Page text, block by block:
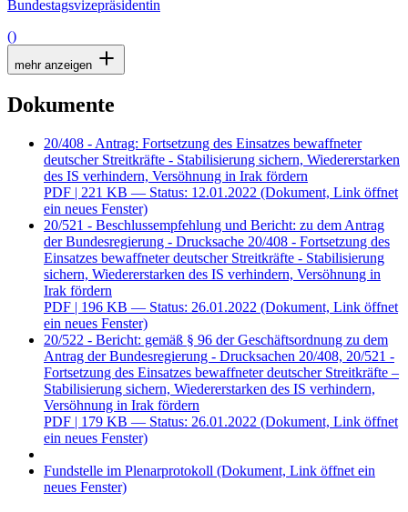
Bundestagsvizepräsidentin
()
mehr anzeigen
Dokumente
20/408 - Antrag: Fortsetzung des Einsatzes bewaffneter
deutscher Streitkräfte - Stabilisierung sichern, Wiedererstarken
des IS verhindern, Versöhnung in Irak fördern
PDF | 221 KB — Status: 12.01.2022 (Dokument, Link öffnet
ein neues Fenster)
20/521 - Beschlussempfehlung und Bericht: zu dem Antrag
der Bundesregierung - Drucksache 20/408 - Fortsetzung des
Einsatzes bewaffneter deutscher Streitkräfte - Stabilisierung
sichern, Wiedererstarken des IS verhindern, Versöhnung in
Irak fördern
PDF | 196 KB — Status: 26.01.2022 (Dokument, Link öffnet
ein neues Fenster)
20/522 - Bericht: gemäß § 96 der Geschäftsordnung zu dem
Antrag der Bundesregierung - Drucksachen 20/408, 20/521 -
Fortsetzung des Einsatzes bewaffneter deutscher Streitkräfte –
Stabilisierung sichern, Wiedererstarken des IS verhindern,
Versöhnung in Irak fördern
PDF | 179 KB — Status: 26.01.2022 (Dokument, Link öffnet
ein neues Fenster)
Fundstelle im Plenarprotokoll (Dokument, Link öffnet ein
neues Fenster)